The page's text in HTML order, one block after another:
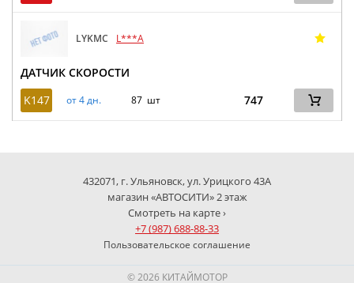
LYKMC L***A
ДАТЧИК СКОРОСТИ
K147
от 4 дн. 87 шт 747
432071, г. Ульяновск, ул. Урицкого 43А
магазин «АВТОСИТИ» 2 этаж
Смотреть на карте ›
+7 (987) 688-88-33
Пользовательское соглашение
© 2026 КИТАЙМОТОР